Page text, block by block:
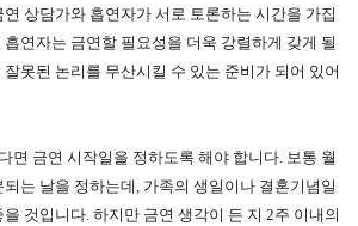
상담가와 흡연자가 서로 토론하는 시간을 가집
연자는 금연할 필요성을 더욱 강렬하게 갖게 될
못된 논리를 무산시킬 수 있는 준비가 되어 있어
면 금연 시작일을 정하도록 해야 합니다. 보통 월
는 날을 정하는데, 가족의 생일이나 결혼기념일
것입니다. 하지만 금연 생각이 든 지 2주 이내의